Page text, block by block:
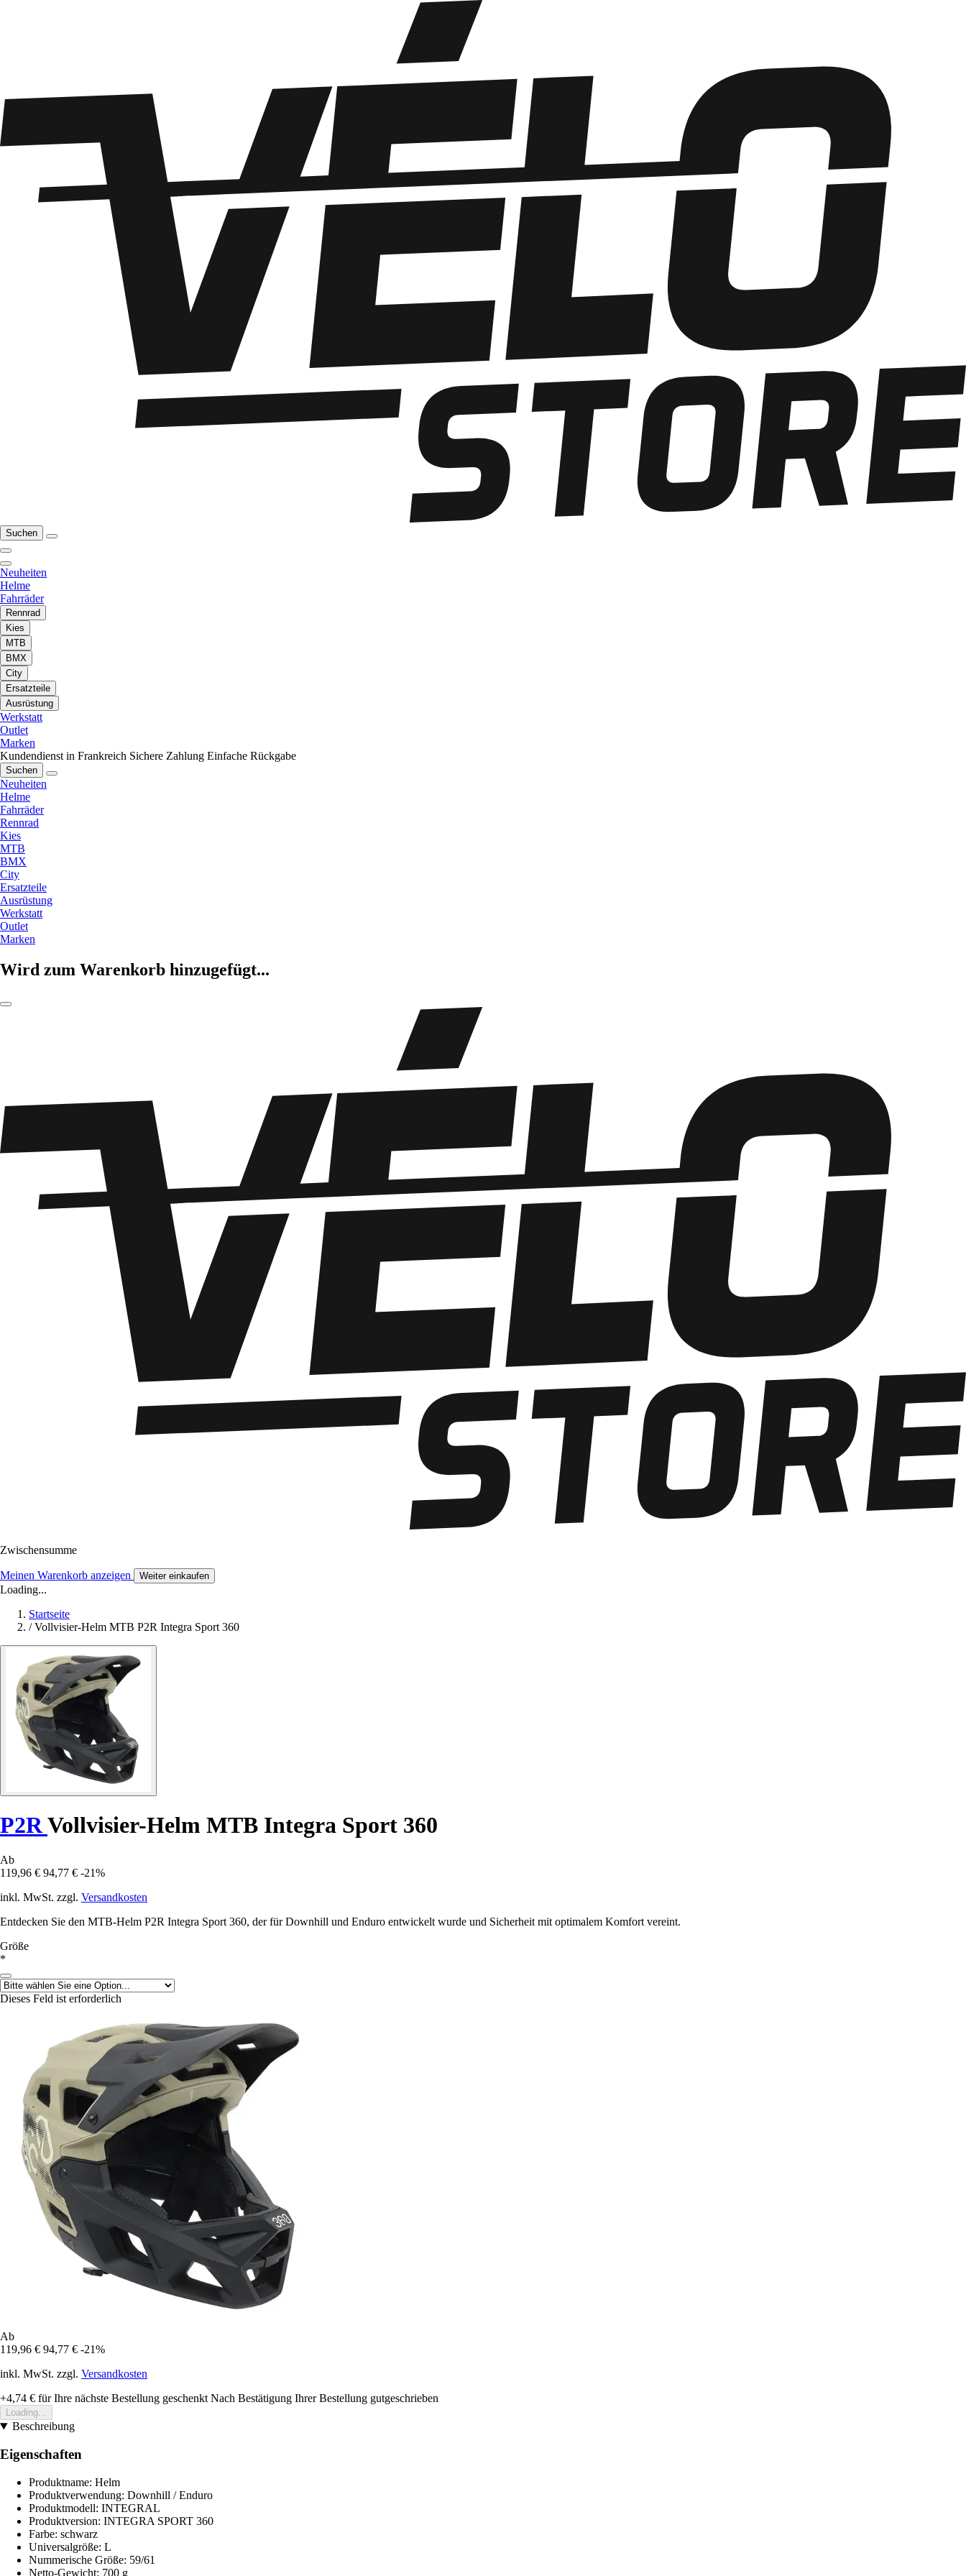
Suchen
Neuheiten
Helme
Fahrräder
Rennrad
Kies
MTB
BMX
City
Ersatzteile
Ausrüstung
Werkstatt
Outlet
Marken
Kundendienst in Frankreich Sichere Zahlung Einfache Rückgabe
Suchen
Neuheiten
Helme
Fahrräder
Rennrad
Kies
MTB
BMX
City
Ersatzteile
Ausrüstung
Werkstatt
Outlet
Marken
Wird zum Warenkorb hinzugefügt...
Zwischensumme
Meinen Warenkorb anzeigen Weiter einkaufen
Loading...
Startseite
/ Vollvisier-Helm MTB P2R Integra Sport 360
P2RVollvisier-Helm MTB Integra Sport 360
Ab
119,96 € 94,77 € -21%
inkl. MwSt. zzgl. Versandkosten
Entdecken Sie den MTB-Helm P2R Integra Sport 360, der für Downhill und Enduro entwickelt wurde und Sicherheit mit optimalem Komfort vereint.
Größe
*
Dieses Feld ist erforderlich
Ab
119,96 € 94,77 € -21%
inkl. MwSt. zzgl. Versandkosten
+4,74 € für Ihre nächste Bestellung geschenkt Nach Bestätigung Ihrer Bestellung gutgeschrieben
Loading...
Beschreibung
Eigenschaften
Produktname: Helm
Produktverwendung: Downhill / Enduro
Produktmodell: INTEGRAL
Produktversion: INTEGRA SPORT 360
Farbe: schwarz
Universalgröße: L
Nummerische Größe: 59/61
Netto-Gewicht: 700 g